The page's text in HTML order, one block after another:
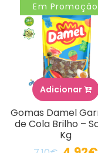
Em Promoção
Adicionar
Gomas Damel
de Cola Brilho –
Kg